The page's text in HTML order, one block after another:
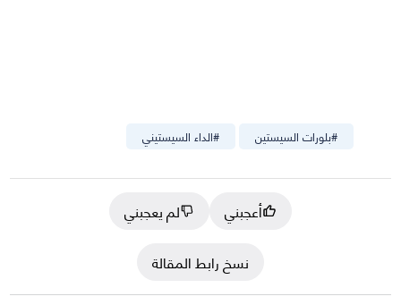
#الداء السيستيني #بلورات السيستين
أعجبني
لم يعجبني
نسخ رابط المقالة